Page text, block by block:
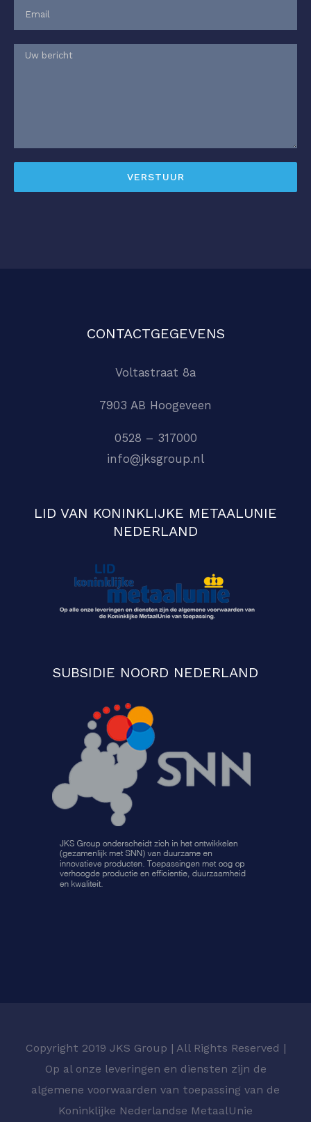
CONTACTGEGEVENS
Voltastraat 8a
7903 AB Hoogeveen
0528 – 317000
info@jksgroup.nl
LID VAN KONINKLIJKE METAALUNIE
NEDERLAND
SUBSIDIE NOORD NEDERLAND
Copyright 2019 JKS Group | All Rights Reserved |
Op al onze leveringen en diensten zijn de
algemene voorwaarden van toepassing van de
Koninklijke Nederlandse MetaalUnie